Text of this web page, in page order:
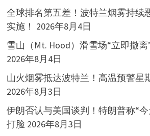
全球排名第五差！波特兰烟雾持续
实施！ 2026年8月4日
雪山（Mt. Hood）滑雪场“立即撤
2026年8月4日
山火烟雾抵达波特兰！高温预警星
2026年8月3日
伊朗否认与美国谈判！特朗普称“
打脸 2026年8月3日